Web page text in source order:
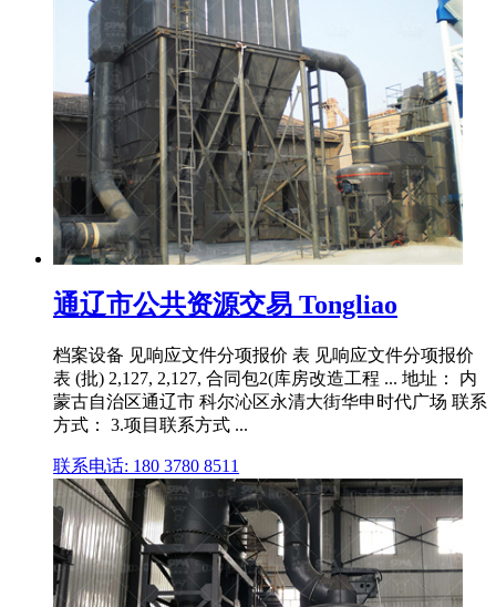
通辽市公共资源交易 Tongliao
档案设备 见响应文件分项报价 表 见响应文件分项报价
表 (批) 2,127, 2,127, 合同包2(库房改造工程 ... 地址： 内
蒙古自治区通辽市 科尔沁区永清大街华申时代广场 联系
方式： 3.项目联系方式 ...
联系电话: 180 3780 8511